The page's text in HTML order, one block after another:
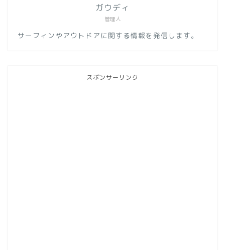
管理人
ガウディ
サーフィンやアウトドアに関する情報を発信します。
スポンサーリンク